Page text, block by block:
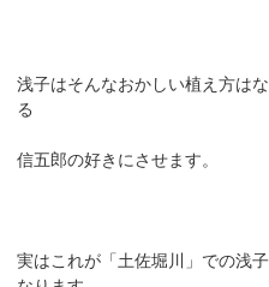
浅子はそんなおかしい植え方は
る
信五郎の好きにさせます。
実はこれが「土佐堀川」での浅